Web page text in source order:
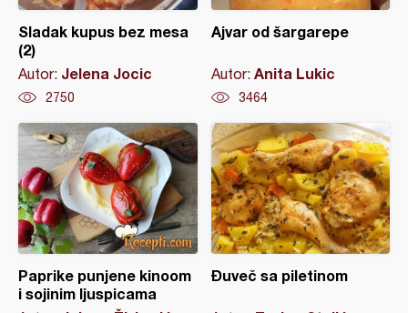
Sladak kupus bez mesa
(2)
Autor: Jelena Jocic
2750
Ajvar od šargarepe
Autor: Anita Lukic
3464
Paprike punjene kinoom
i sojinim ljuspicama
Đuveč sa piletinom